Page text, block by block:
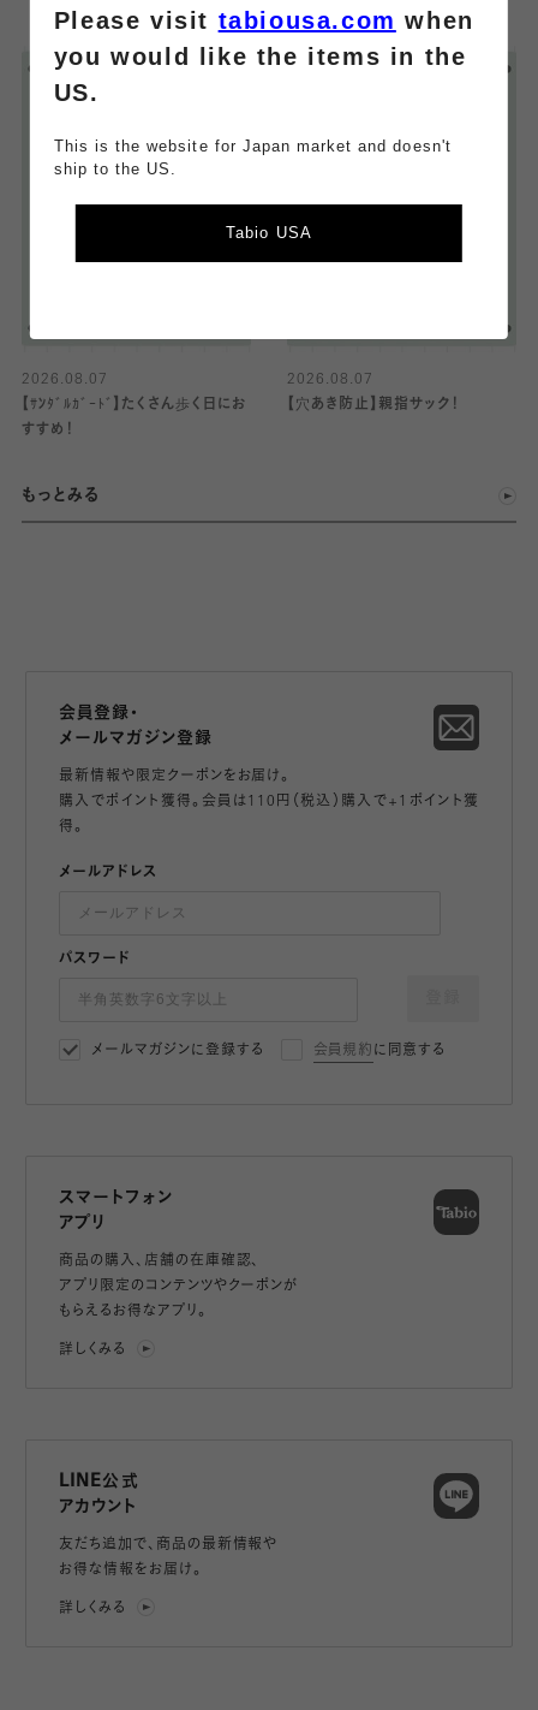
2026.08.07
【ｻﾝﾀﾞﾙｶﾞｰﾄﾞ】たくさん歩く日にお
すすめ！
2026.08.07
【穴あき防止】親指サック！
もっとみる
会員登録・
メールマガジン登録
最新情報や限定クーポンをお届け。
購入でポイント獲得。会員は110円（税込）購入で+1ポイント獲
得。
メールアドレス
パスワード
メールマガジンに登録する 会員規約 に同意する
スマートフォン
アプリ
商品の購入、店舗の在庫確認、
アプリ限定のコンテンツやクーポンが
もらえるお得なアプリ。
詳しくみる
LINE公式
アカウント
友だち追加で、 商品の最新情報や
お得な情報をお届け。
詳しくみる
Please visit tabiousa.com when
you would like the items in the
US.
This is the website for Japan market and doesn't
ship to the US.
Tabio USA